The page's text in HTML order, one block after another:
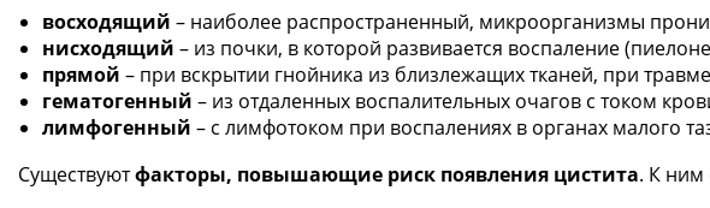
восходящий – наиболее распространенный, микроорганизмы
нисходящий – из почки, в которой развивается воспаление
прямой – при вскрытии гнойника из близлежащих тканей, при
гематогенный – из отдаленных воспалительных очагов с током
лимфогенный – с лимфотоком при воспалениях в органах малого
Существуютфакторы, повышающие риск появления цистита. К ним